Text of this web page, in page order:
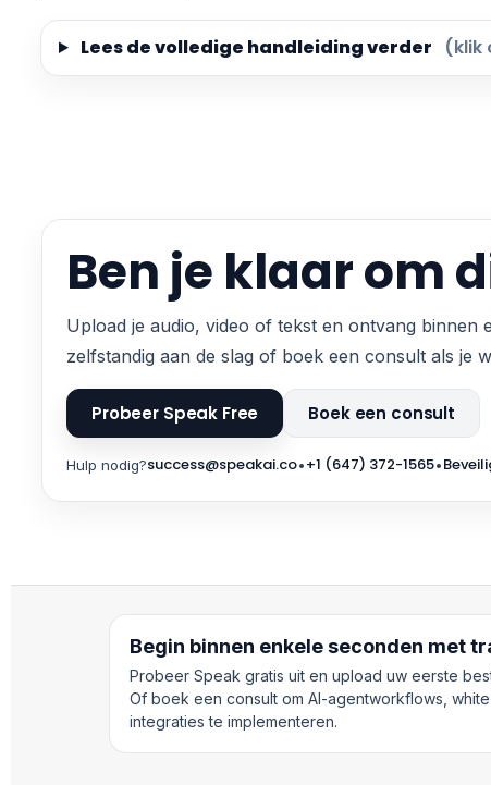
Lees de volledige handleiding verder (klik
Ben je klaar om
Upload je audio, video of tekst en ontvang binnen
zelfstandig aan de slag of boek een consult als je
Probeer Speak Free Boek een consult
Hulp nodig?success@speakai.co•+1 (647) 372-1565•
Begin binnen enkele seconden met
Probeer Speak gratis uit en upload uw eerste
Of boek een consult om AI-agentworkflows,
integraties te implementeren.